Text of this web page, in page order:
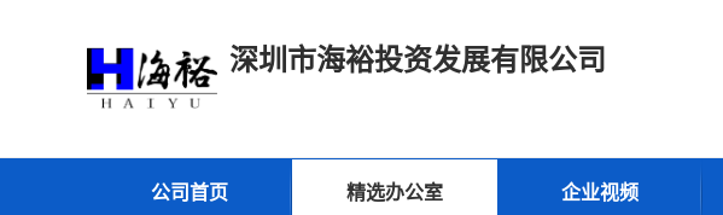
深圳市海裕投资发展有限公司
公司首页 精选办公室 企业视频